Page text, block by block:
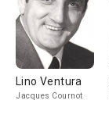
Lino Ventura
Jacques Cournot